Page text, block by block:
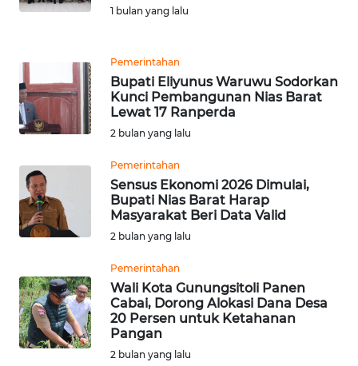
1 bulan yang lalu
Pemerintahan
Bupati Eliyunus Waruwu Sodorkan
Kunci Pembangunan Nias Barat
Lewat 17 Ranperda
2 bulan yang lalu
Pemerintahan
Sensus Ekonomi 2026 Dimulai,
Bupati Nias Barat Harap
Masyarakat Beri Data Valid
2 bulan yang lalu
Pemerintahan
Wali Kota Gunungsitoli Panen
Cabai, Dorong Alokasi Dana Desa
20 Persen untuk Ketahanan
Pangan
2 bulan yang lalu
SULSEL
GORONTALO
SULUT
WN
MALUKU
WN
WN
DAIRI
WN